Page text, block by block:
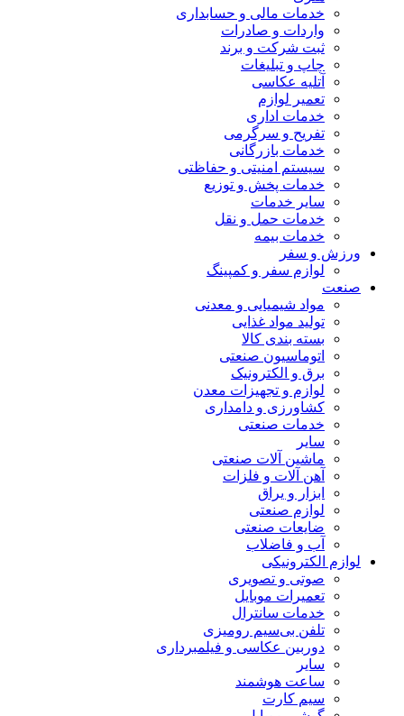
خدمات مالی و حسابداری
واردات و صادرات
ثبت شرکت و برند
چاپ و تبلیغات
آتلیه عکاسی
تعمیر لوازم
خدمات اداری
تفریح و سرگرمی
خدمات بازرگانی
سیستم امنیتی و حفاظتی
خدمات پخش و توزیع
سایر خدمات
خدمات حمل و نقل
خدمات بیمه
ورزش و سفر
لوازم سفر و کمپینگ
صنعت
مواد شیمیایی و معدنی
تولید مواد غذایی
بسته بندی کالا
اتوماسیون صنعتی
برق و الکترونیک
لوازم و تجهیزات معدن
کشاورزی و دامداری
خدمات صنعتی
سایر
ماشین آلات صنعتی
آهن آلات و فلزات
ابزار و یراق
لوازم صنعتی
ضایعات صنعتی
آب و فاضلاب
لوازم الکترونیکی
صوتی و تصویری
تعمیرات موبایل
خدمات سانترال
تلفن بی‌سیم رومیزی
دوربین عکاسی و فیلمبرداری
سایر
ساعت هوشمند
سیم کارت